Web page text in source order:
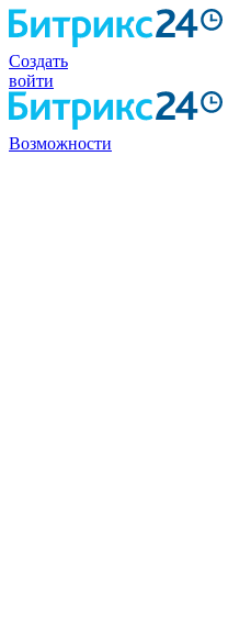
Создать
войти
Возможности